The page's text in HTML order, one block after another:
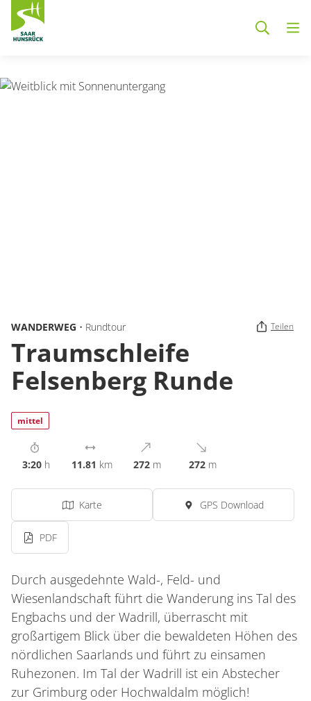
WANDERWEG • Rundtour Teilen
Traumschleife
Felsenberg Runde
mittel
3:20 h 11.81 km 272 m 272 m
Karte GPS Download
PDF
Durch ausgedehnte Wald-, Feld- und
Wiesenlandschaft führt die Wanderung ins Tal des
Engbachs und der Wadrill, überrascht mit
großartigem Blick über die bewaldeten Höhen des
nördlichen Saarlands und führt zu einsamen
Ruhezonen. Im Tal der Wadrill ist ein Abstecher
zur Grimburg oder Hochwaldalm möglich!